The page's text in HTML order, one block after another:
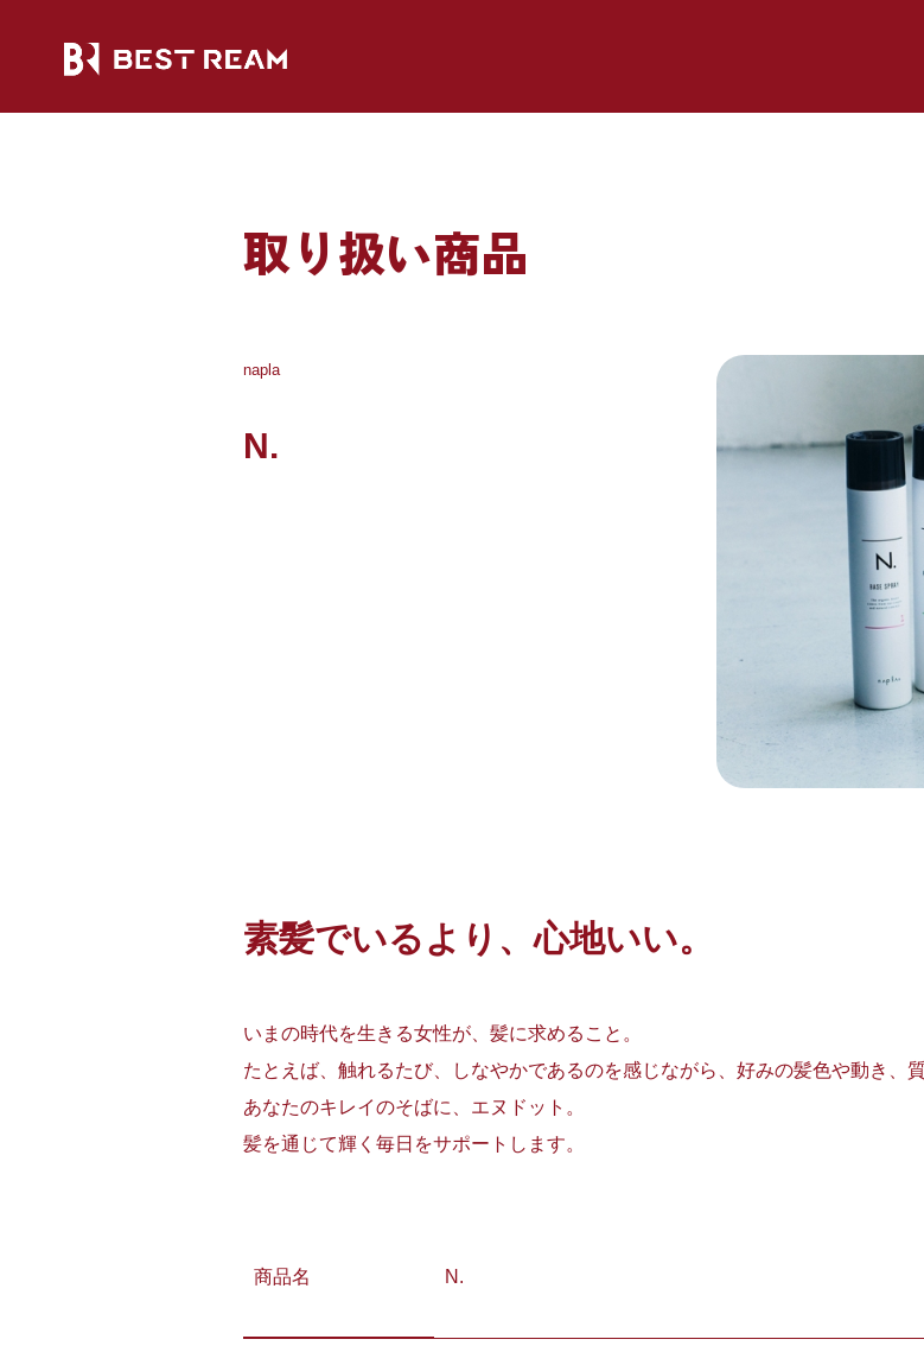
取り扱い商品
napla
N.
素髪でいるより、心地いい。
いまの時代を生きる女性が、髪に求めること。
たとえば、触れるたび、しなやかであるのを感じながら、好みの髪色や動き、
あなたのキレイのそばに、エヌドット。
髪を通じて輝く毎日をサポートします。
商品名 N.